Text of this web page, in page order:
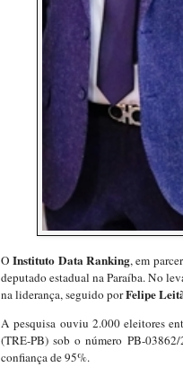
OInstituto Data Ranking, em
deputado estadual na Paraíba. No
na liderança, seguido porFelipe
A pesquisa ouviu 2.000 eleitores
(TRE-PB) sob o número PB-
confiança de 95%.